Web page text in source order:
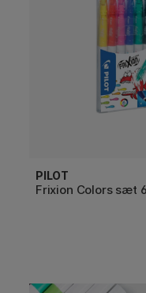
PILOT
Frixion Colors sæt